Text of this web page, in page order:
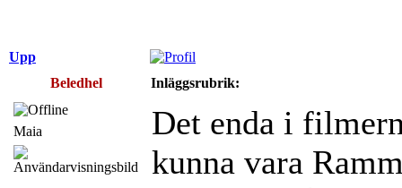
Upp
Beledhel
Inläggsrubrik:
Maia
Det enda i
kunna vara